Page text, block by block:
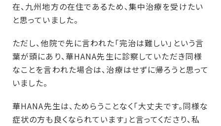
在、九州地方の在住であるため、集中治療を受けたい
と思っていました。
ただし、他院で先に言われた「完治は難しい」という言
葉が頭にあり、華HANA先生に診察していただき同様
なことを言われた場合は、治療はせずに帰ろうと思って
いました。
華HANA先生は、ためらうことなく「大丈夫です。同様な
症状の方も良くなられています」と言ってくださり、私